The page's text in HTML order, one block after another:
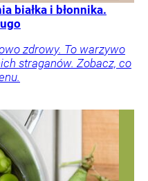
białka i błonnika.
zdrowy. To warzywo
straganów. Zobacz, co